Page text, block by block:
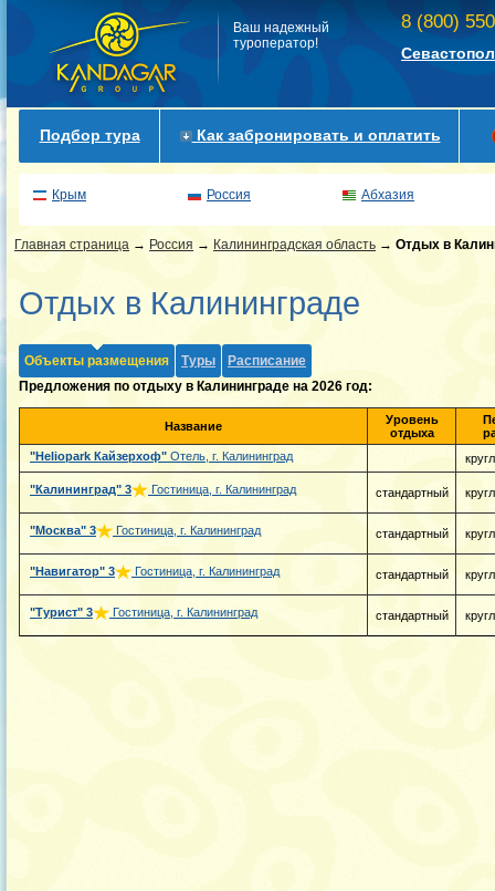
Ваш надежный
туроператор!
8 (800)
Подбор тура Как забронировать и оплатить
Крым Россия Абхазия
Главная страница → Россия → Калининградская область → Отдых в
Отдых в Калининграде
Объекты размещения Туры
Расписание
Предложения по отдыху в Калининграде на 2026 год:
Название
Уровень
отдыха
"Heliopark Кайзерхоф" Отель, г. Калининград
"Калининград" 3 Гостиница, г. Калининград стандартный
"Москва" 3 Гостиница, г. Калининград стандартный
"Навигатор" 3 Гостиница, г. Калининград стандартный
"Турист" 3 Гостиница, г. Калининград стандартный